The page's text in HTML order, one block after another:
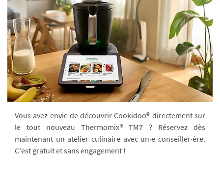
Vous avez envie de découvrir Cookidoo® directement sur
le tout nouveau Thermomix® TM7 ? Réservez dès
maintenant un atelier culinaire avec un·e conseiller·ère.
C'est gratuit et sans engagement !